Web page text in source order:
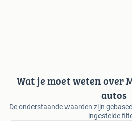
Wat je moet weten over
autos
De onderstaande waarden zijn
ingestelde